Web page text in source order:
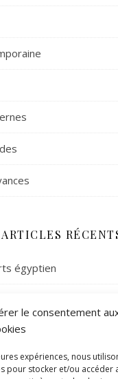
le consentement
expériences, nous
pour stocker et/ou accéder
ARTICLES
égyptien
de l’abbé Saunière
: à la découverte de